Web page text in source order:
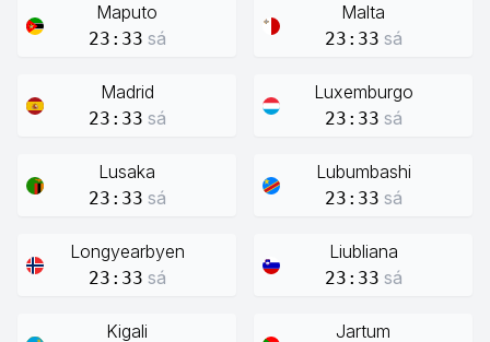
Maputo
23:33 sá
Malta
23:33 sá
Madrid
23:33 sá
Luxemburgo
23:33 sá
Lusaka
23:33 sá
Lubumbashi
23:33 sá
Longyearbyen
23:33 sá
Liubliana
23:33 sá
Kigali Jartum